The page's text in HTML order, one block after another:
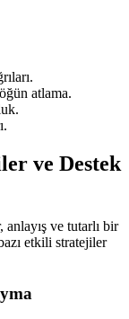
atlama.
ve Destek
anlayış ve tutarlı bir
etkili stratejiler